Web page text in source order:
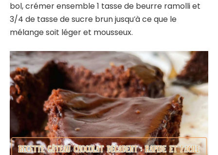
bol, crémer ensemble 1 tasse de beurre ramolli et
3/4 de tasse de sucre brun jusqu’à ce que le
mélange soit léger et mousseux.